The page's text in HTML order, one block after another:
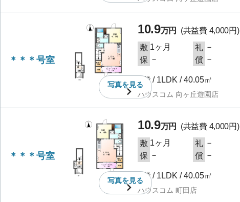
＊＊＊号室
写真を見る
10.9万円
(共益費 4,000円)
敷 1ヶ月 礼 －
保 － 償 －
2階 / 1LDK / 40.05㎡
ハウスコム 向ヶ丘遊園店
＊＊＊号室
写真を見る
10.9万円
(共益費 4,000円)
敷 1ヶ月 礼 －
保 － 償 －
2階 / 1LDK / 40.05㎡
ハウスコム 町田店